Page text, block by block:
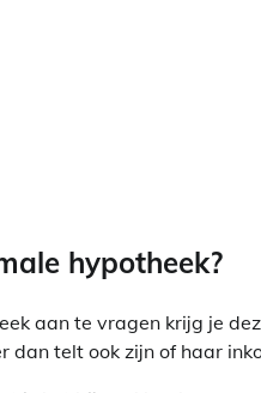
hypotheek?
aan te vragen krijg je
dan telt ook zijn of haar